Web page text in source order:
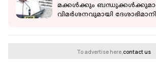
മക്കൾക്കും
വിമർശനവുമായി ദേശാഭിമാനി
To advertise here,contact us